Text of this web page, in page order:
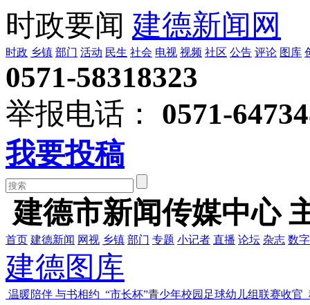
时政要闻 建德新闻网
时政 乡镇 部门 活动 民生 社会 电视 视频 社区 公告 评论 图库
0571-58318323
举报电话：
0571-
我要投稿
建德市新闻传媒中心
首页 建德新闻 网视 乡镇 部门 专题 小记者 直播 论坛 杂志 数
建德图库
温暖陪伴 与书相约 “市长杯”青少年校园足球幼儿组联赛收官